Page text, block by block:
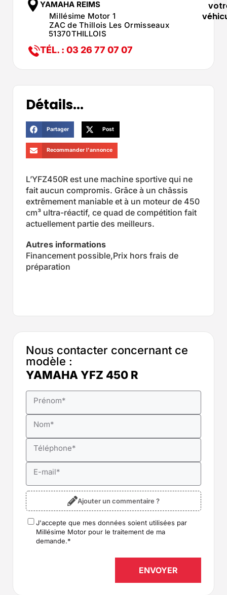
YAMAHA REIMS
Millésime Motor 1
ZAC de Thillois Les Ormisseaux
51370THILLOIS
TÉL. : 03 26 77 07 07
Détails...
Partager Post
Recommander l'annonce
L’YFZ450R est une machine sportive qui ne
fait aucun compromis. Grâce à un châssis
extrêmement maniable et à un moteur de 450
cm³ ultra-réactif, ce quad de compétition fait
actuellement partie des meilleurs.
Autres informations
Financement possible,Prix hors frais de
préparation
Nous contacter concernant ce
modèle :
YAMAHA YFZ 450 R
Prénom*
Nom*
Téléphone*
E-mail*
Ajouter un commentaire ?
RGPD*
J'accepte que mes données soient utilisées par
Millésime Motor pour le traitement de ma
demande.*